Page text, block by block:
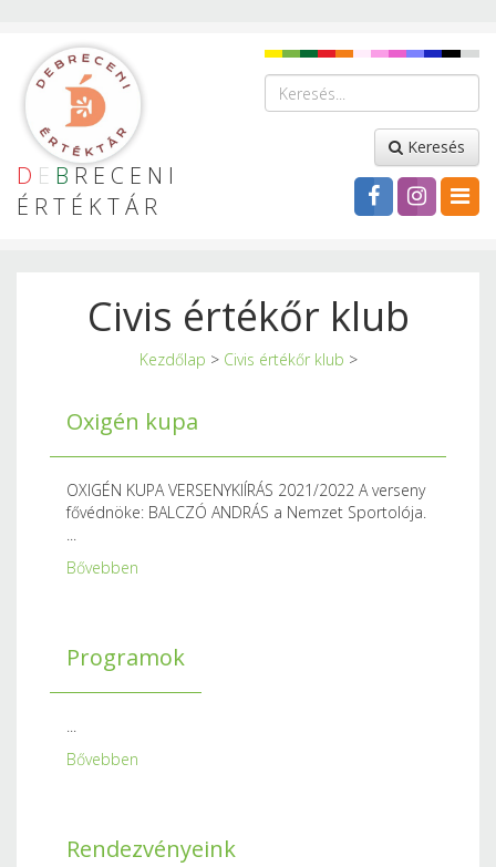
D E B RECENI
ÉRTÉKTÁR
Keresés
Civis értékőr klub
Kezdőlap > Civis értékőr klub >
Oxigén kupa
OXIGÉN KUPA VERSENYKIÍRÁS 2021/2022 A verseny
fővédnöke: BALCZÓ ANDRÁS a Nemzet Sportolója.
...
Bővebben
Programok
...
Bővebben
Rendezvényeink